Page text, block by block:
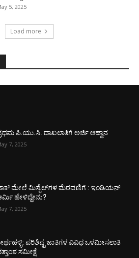
5, 2025
Load more
ಪಿ.ಯು.ಸಿ. ದಾಖಲಾತಿಗೆ ಅರ್ಜಿ ಆಹ್ವಾನ
7, 2025
ಮೇಲೆ ಮಿಸೈಲ್​ಗಳ ಮೆರವಣಿಗೆ : ಇಂಡಿಯನ್
ಹೇಳಿದ್ದೇನು?
7, 2025
ಪರಿಶಿಷ್ಟ ಜಾತಿಗಳ ವಿವಿಧ ಒಳಮೀಸಲಾತಿ
ಸಮೀಕ್ಷೆ